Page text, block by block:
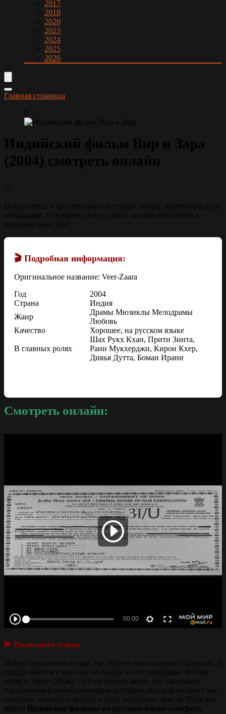
2017
2018
2020
2023
2024
2025
2026
Главная страница
🎬 Подробная информация:
Оригинальное название: Veer-Zaara
Год
2004
Страна
Индия
Жанр
Драмы Мюзиклы Мелодрамы
Любовь
Качество
Хорошее, на русском языке
В главных ролях
Шах Рукх Кхан, Прити Зинта,
Рани Мукхерджи, Кирон Кхер,
Дивья Дутта, Боман Ирани
Смотреть онлайн:
▶️ Включите плеер